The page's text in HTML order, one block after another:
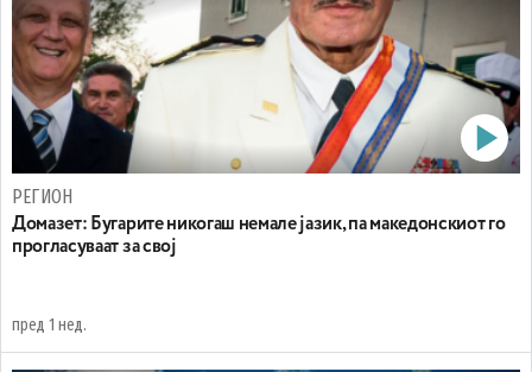
РЕГИОН
Домазет: Бугарите никогаш немале јазик, па македонскиот го
прогласуваат за свој
пред 1 нед.